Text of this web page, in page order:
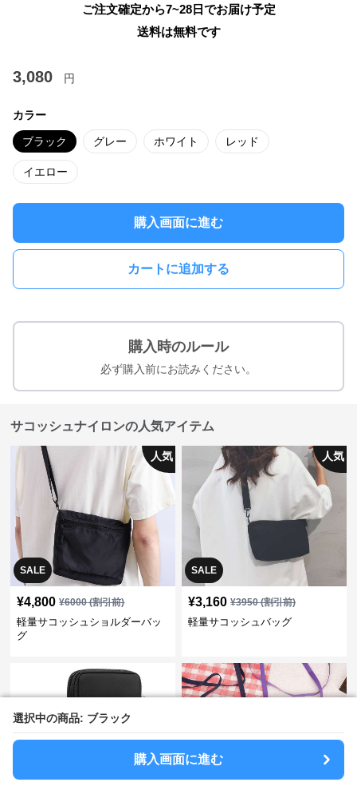
選択中の商品: ブラック
購入画面に進む
ご注文確定から7~28日でお届け予定
送料は無料です
3,080 円
カラー
ブラック グレー ホワイト レッド
イエロー
購入画面に進む
カートに追加する
選択中の商品: ブラック
購入画面に進む
購入時のルール
必ず購入前にお読みください。
サコッシュナイロンの人気アイテム
SALE
人気
¥4,800 ¥6000(割引前)
軽量サコッシュショルダーバッ
グ
SALE
人気
¥3,160 ¥3950(割引前)
軽量サコッシュバッグ